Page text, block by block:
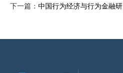
下一篇： 中国行为经济与行为金融